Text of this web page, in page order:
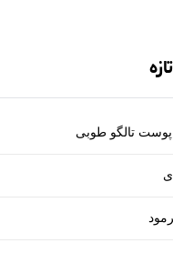
تالگو طوبی